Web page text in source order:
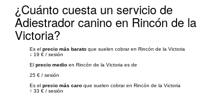
¿Cuánto cuesta un servicio de
Adiestrador canino en Rincón de la
Victoria?
Es el precio más barato que suelen cobrar en Rincón de la Victoria
↓ 19 € / sesión
El precio medio en Rincón de la Victoria es de
25 € / sesión
Es el precio más caro que suelen cobrar en Rincón de la Victoria
↑ 33 € / sesión